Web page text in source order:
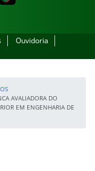
Ouvidoria
AVALIADORA DO
EM ENGENHARIA DE